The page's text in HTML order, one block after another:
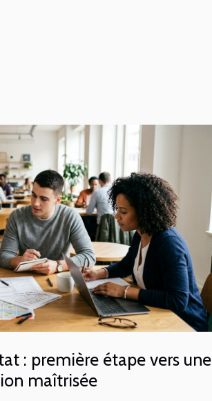
: première étape vers une
maîtrisée